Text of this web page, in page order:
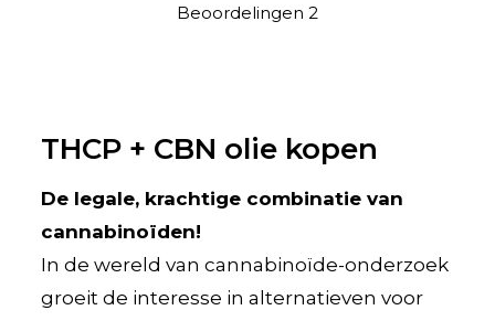
Beoordelingen 2
THCP + CBN olie kopen
De legale, krachtige combinatie van
cannabinoïden!
In de wereld van cannabinoïde-onderzoek
groeit de interesse in alternatieven voor